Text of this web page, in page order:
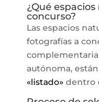
¿Qué
concurso?
Las espacios
fotografías a
autónoma, están
«listado»dentro